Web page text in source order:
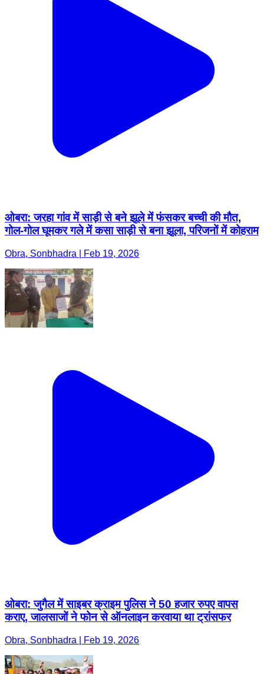
ओबरा: जरहा गांव में साड़ी से बने झूले में फंसकर बच्ची की मौत,
गोल-गोल घूमकर गले में कसा साड़ी से बना झूला, परिजनों में कोहराम
Obra, Sonbhadra | Feb 19, 2026
ओबरा: जुगैल में साइबर क्राइम पुलिस ने 50 हजार रुपए वापस
कराए, जालसाजों ने फोन से ऑनलाइन करवाया था ट्रांसफर
Obra, Sonbhadra | Feb 19, 2026